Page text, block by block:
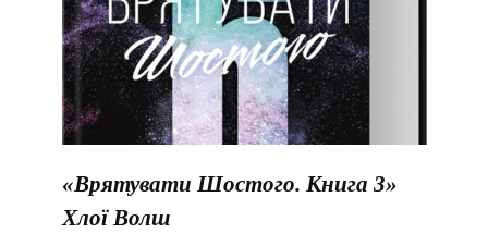
«Врятувати Шостого. Книга 3»
Хлої Волш